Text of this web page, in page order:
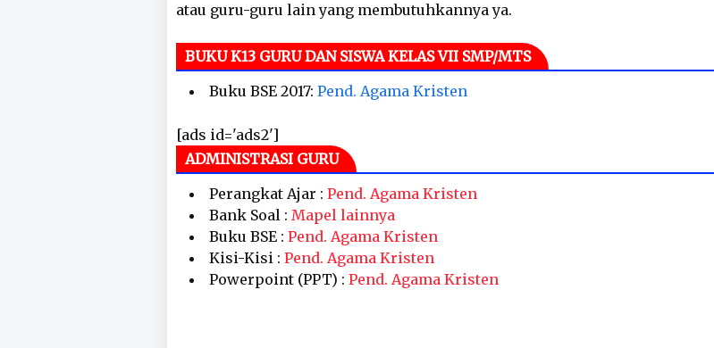
atau guru-guru lain yang membutuhkannya ya.
BUKU K13 GURU DAN SISWA KELAS VII SMP/MTS
Buku BSE 2017: Pend. Agama Kristen
[ads id='ads2']
ADMINISTRASI GURU
Perangkat Ajar : Pend. Agama Kristen
Bank Soal : Mapel lainnya
Buku BSE : Pend. Agama Kristen
Kisi-Kisi : Pend. Agama Kristen
Powerpoint (PPT) : Pend. Agama Kristen